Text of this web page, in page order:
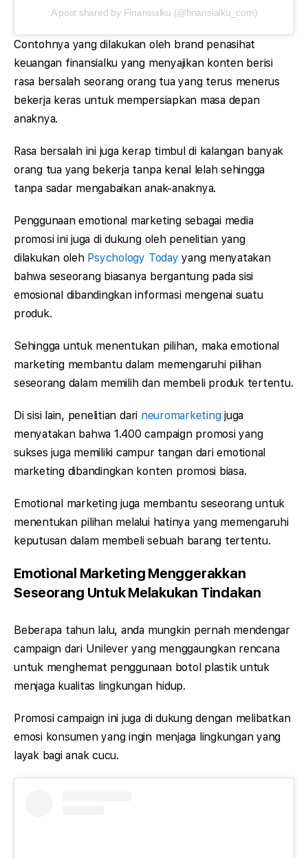
A post shared by Finansialku (@finansialku_com)
Contohnya yang dilakukan oleh brand penasihat
keuangan finansialku yang menyajikan konten berisi
rasa bersalah seorang orang tua yang terus menerus
bekerja keras untuk mempersiapkan masa depan
anaknya.
Rasa bersalah ini juga kerap timbul di kalangan banyak
orang tua yang bekerja tanpa kenal lelah sehingga
tanpa sadar mengabaikan anak-anaknya.
Penggunaan emotional marketing sebagai media
promosi ini juga di dukung oleh penelitian yang
dilakukan oleh Psychology Todayyang menyatakan
bahwa seseorang biasanya bergantung pada sisi
emosional dibandingkan informasi mengenai suatu
produk.
Sehingga untuk menentukan pilihan, maka emotional
marketing membantu dalam memengaruhi pilihan
seseorang dalam memilih dan membeli produk tertentu.
Di sisi lain, penelitian dari neuromarketing juga
menyatakan bahwa 1.400 campaign promosi yang
sukses juga memiliki campur tangan dari emotional
marketing dibandingkan konten promosi biasa.
Emotional marketing juga membantu seseorang untuk
menentukan pilihan melalui hatinya yang memengaruhi
keputusan dalam membeli sebuah barang tertentu.
Emotional Marketing Menggerakkan
Seseorang Untuk Melakukan Tindakan
Beberapa tahun lalu, anda mungkin pernah mendengar
campaign dari Unilever yang menggaungkan rencana
untuk menghemat penggunaan botol plastik untuk
menjaga kualitas lingkungan hidup.
Promosi campaign ini juga di dukung dengan melibatkan
emosi konsumen yang ingin menjaga lingkungan yang
layak bagi anak cucu.